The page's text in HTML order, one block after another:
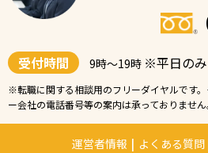
受付時間 9時〜19時 ※平日のみ
※転職に関する相談用のフリーダイヤルです
ー会社の電話番号等の案内は承っておりません
運営者情報 | よくある質問